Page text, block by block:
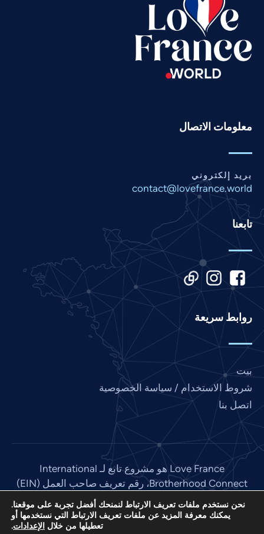
معلومات الاتصال
بريد إلكتروني
contact@lovefrance.world
تابعنا
روابط سريعة
بيت
شروط الاستخدام / سياسة الخصوصية
اتصل بنا
Love France هو مشروع تابع لـ International
Brotherhood Connect، رقم تعريف صاحب العمل (EIN)
3845307.
وسائل
نحن نستخدم ملفات تعريف الارتباط لنمنحك أفضل تجربة على موقعنا.
يمكنك معرفة المزيد عن ملفات تعريف الارتباط التي نستخدمها أو
تعطيلها من خلال الإعدادات.
Afrikaans
Bengali
Chinese
French
Italian
Japanese
Kannada
Khmer
Malay
Marathi
Nepali
Persian
Russian
Spanish
Swahili
Tamil